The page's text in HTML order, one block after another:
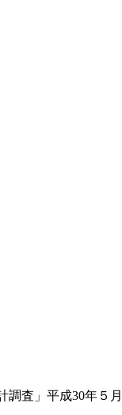
調査」平成30年５